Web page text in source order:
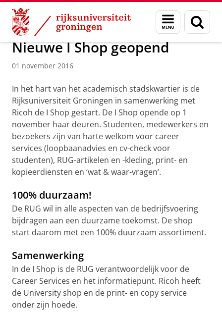
Skip
Content
Skip
Navigation
Menu
en
zoeken
Over ons Actueel Nieuws Nieuwsberichten
Nieuwe I Shop geopend
01 november 2016
In het hart van het academisch stadskwartier is de
Rijksuniversiteit Groningen in samenwerking met
Ricoh de I Shop gestart. De I Shop opende op 1
november haar deuren. Studenten, medewerkers en
bezoekers zijn van harte welkom voor career
services (loopbaanadvies en cv-check voor
studenten), RUG-artikelen en -kleding, print- en
kopieerdiensten en ‘wat & waar-vragen’.
100% duurzaam!
De RUG wil in alle aspecten van de bedrijfsvoering
bijdragen aan een duurzame toekomst. De shop
start daarom met een 100% duurzaam assortiment.
Samenwerking
In de I Shop is de RUG verantwoordelijk voor de
Career Services en het informatiepunt. Ricoh heeft
de University shop en de print- en copy service
onder zijn hoede.